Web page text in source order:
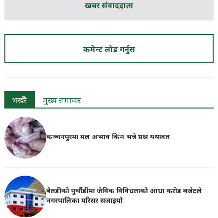
खबर संवाददाता
कमेन्ट लोड गर्नुस
भर्खरै मुख्य समाचार
कञ्चनपुरमा मल अभाव किन भन्ने प्रश्न यथावत
बैतडीको पुर्चौडीमा जैविक विविधताको आधा करोड बजेटले
नगरपालिका परिसर सजाइयो